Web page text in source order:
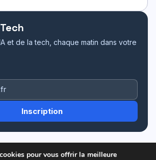
et de la tech, chaque matin dans votre
pour vous offrir la meilleure